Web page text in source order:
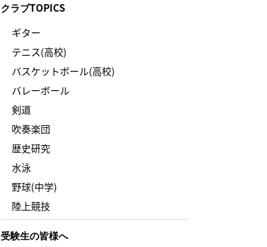
クラブTOPICS
ギター
テニス(高校)
バスケットボール(高校)
バレーボール
剣道
吹奏楽団
歴史研究
水泳
野球(中学)
陸上競技
受験生の皆様へ